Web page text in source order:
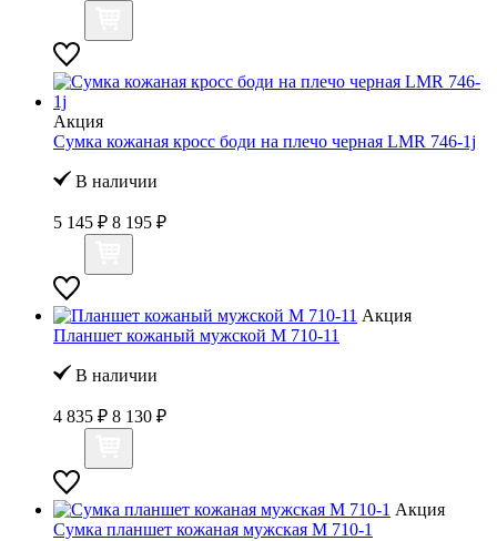
Акция
Сумка кожаная кросс боди на плечо черная LMR 746-1j
В наличии
5 145 ₽ 8 195 ₽
Акция
Планшет кожаный мужской M 710-11
В наличии
4 835 ₽ 8 130 ₽
Акция
Сумка планшет кожаная мужская M 710-1